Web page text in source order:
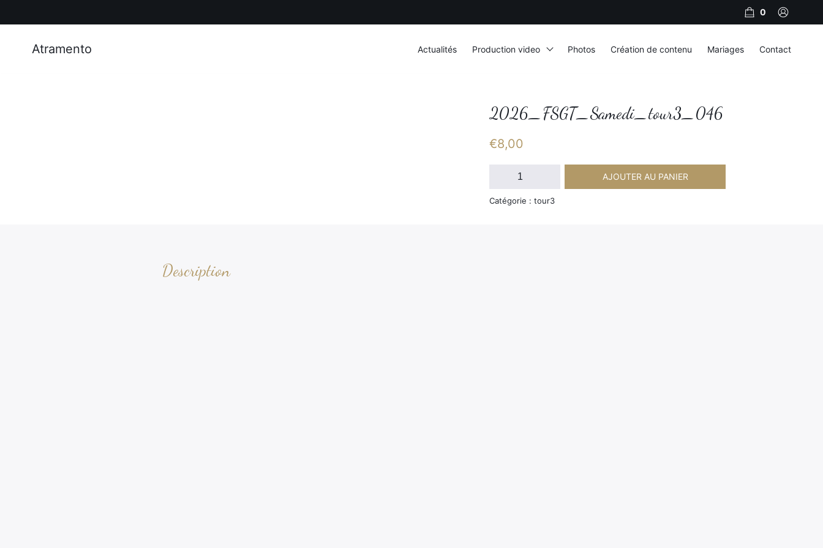
2026_FSGT_Samedi_tour3_046
€8,00
quantité
2026_FSGT_Samedi_tour3_046
AJOUTER AU PANIER
Catégorie : tour3
Description
0
Atramento Actualités Production video Photos Création de contenu Mariages Contact